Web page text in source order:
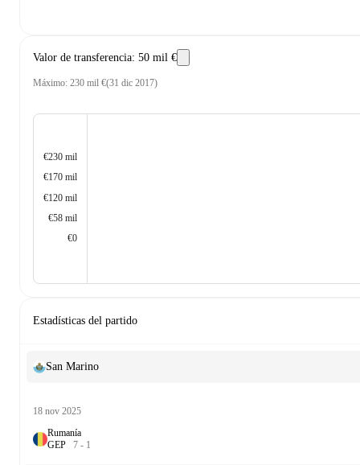
Valor de transferencia: 50 mil €
Máximo: 230 mil €(31 dic 2017)
€230 mil
€170 mil
€120 mil
€58 mil
€0
Estadísticas del partido
San Marino
18 nov 2025
Rumanía
GEP 7 - 1